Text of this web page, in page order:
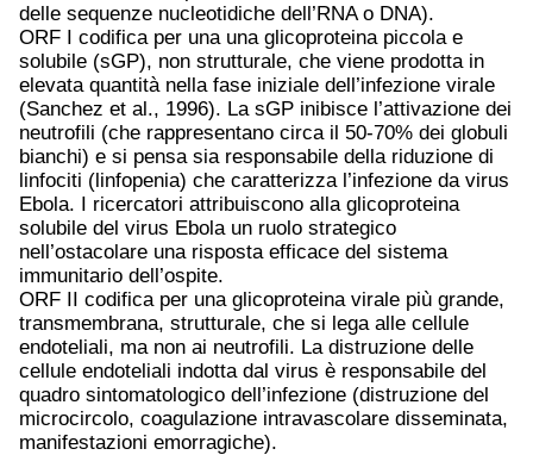
delle sequenze nucleotidiche dell’RNA o DNA).
ORF I codifica per una una glicoproteina piccola e
solubile (sGP), non strutturale, che viene prodotta in
elevata quantità nella fase iniziale dell’infezione virale
(Sanchez et al., 1996). La sGP inibisce l’attivazione dei
neutrofili (che rappresentano circa il 50-70% dei globuli
bianchi) e si pensa sia responsabile della riduzione di
linfociti (linfopenia) che caratterizza l’infezione da virus
Ebola. I ricercatori attribuiscono alla glicoproteina
solubile del virus Ebola un ruolo strategico
nell’ostacolare una risposta efficace del sistema
immunitario dell’ospite.
ORF II codifica per una glicoproteina virale più grande,
transmembrana, strutturale, che si lega alle cellule
endoteliali, ma non ai neutrofili. La distruzione delle
cellule endoteliali indotta dal virus è responsabile del
quadro sintomatologico dell’infezione (distruzione del
microcircolo, coagulazione intravascolare disseminata,
manifestazioni emorragiche).